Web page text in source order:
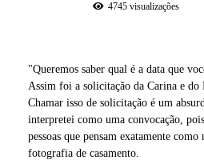
4745visualizações
"Queremos saber qual é a data que
Assim foi a solicitação da Carina e do
Chamar isso de solicitação é um
interpretei como uma convocação,
pessoas que pensam exatamente
fotografia de casamento.